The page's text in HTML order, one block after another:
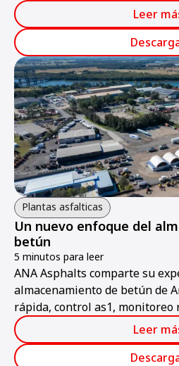
en Taiwán y Asia.
Leer
Plantas asfalticas
Un nuevo enfoque del
betún
5 minutos para leer
ANA Asphalts comparte su
almacenamiento de betún de
rápida, control as1, monitoreo
energética.
Leer